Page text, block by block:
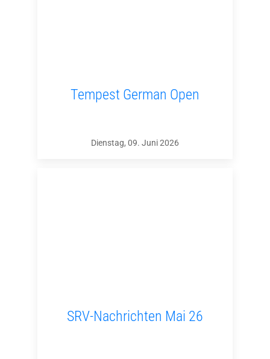
Tempest German Open
Dienstag, 09. Juni 2026
SRV-Nachrichten Mai 26